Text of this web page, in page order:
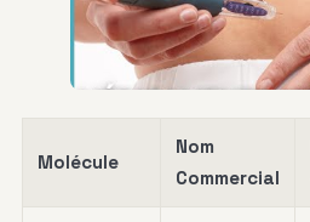
Molécule
Nom
Commercial